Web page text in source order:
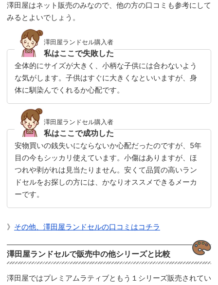
澤田屋はネット販売のみなので、他の方の口コミも参考にして
みるとよいでしょう。
澤田屋ランドセル購入者
私はここで失敗した
全体的にサイズが大きく、小柄な子供には合わないよう
な気がします。子供はすぐに大きくなといいますが、身
体に馴染んでくれるか心配です。
澤田屋ランドセル購入者
私はここで成功した
安物買いの銭失いにならないか心配だったのですが、5年
目の今もシッカリ使えています。小傷はありますが、ほ
つれや剥がれは見当たりません。安くて品質の高いラン
ドセルをお探しの方には、かなりオススメできるメーカ
ーです。
》 その他、澤田屋ランドセルの口コミはコチラ
澤田屋ランドセルで販売中の他シリーズと比較
澤田屋ではプレミアムラティブともう１シリーズ販売されてい